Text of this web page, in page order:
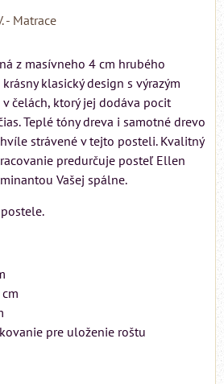
- Matrace
z masívneho 4 cm hrubého
klasický design s výrazým
čelách, ktorý jej dodáva pocit
Teplé tóny dreva i samotné drevo
strávené v tejto posteli. Kvalitný
predurčuje posteľ Ellen
Vašej spálne.
pre uloženie roštu